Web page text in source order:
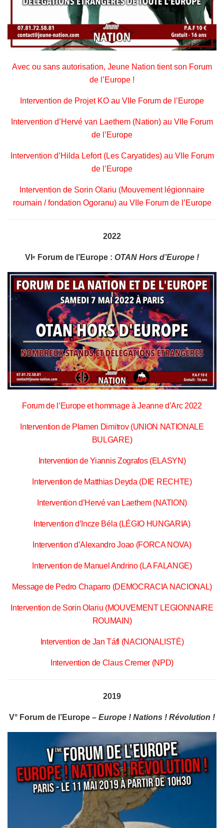
Avec ou sans autorisation, Jeune Nation tient son Forum
de l’Europe !
Intervention de Projet KO au VIIe Forum de l’Europe
Intervention d’Hervé van Laethem (Nation) au VIIe Forum
de l’Europe
Intervention d’Hilda Lefort (Les Caryatides) au VIIe Forum
de l’Europe
Intervention de Sorin Olariu (Mouvement légionnaire
roumain / fondation Ogoranu) au VIIe Forum de l’Europe
2022
VI e Forum de l’Europe : OTAN Hors d’Europe !
Forum de l’Europe et hommage à Jeanne d’Arc 2022
Intervention de Plamen Dimitrov (UNION NATIONALE
BULGARE)
Intervention de Yiannis Zografos (ELASYN)
Intervention de Matthias Deyda (DIE RECHTE)
Intervention d’Hervé van Laethem (NATION)
Intervention d’Incze Béla (LÉGIO HUNGARIA)
Intervention d’Alexandro Joao (FORCA NOVA)
Intervention de Manuel Andrino (LA FALANGE)
Message de Pedro Chaparro (DEMOCRACIA NACIONAL)
Intervention de Sorin Olariu (MOUVEMENT LEGIONNAIRE
ROUMAIN)
Intervention de Jan Táfl (NACIONALISTÉ)
Intervention de Claus Cremer (NPD)
2019
V° Forum de l’Europe – Europe ! Nations ! Révolution !